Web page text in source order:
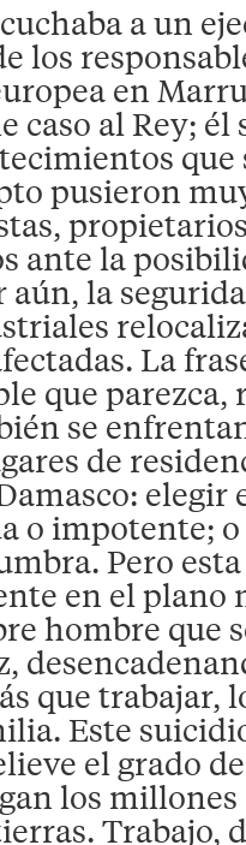
a un
los
en
caso al Rey; él
pusieron
ante la
la
La
que parezca,
se
de
o impotente;
Pero
en el plano
hombre que
que trabajar,
Este
el grado
los
Trabajo,